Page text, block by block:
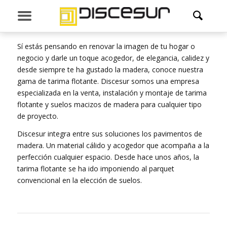
TARIMA FLOTANTE
Sí estás pensando en renovar la imagen de tu hogar o
negocio y darle un toque acogedor, de elegancia, calidez y
desde siempre te ha gustado la madera, conoce nuestra
gama de tarima flotante. Discesur somos una empresa
especializada en la venta, instalación y montaje de tarima
flotante y suelos macizos de madera para cualquier tipo
de proyecto.
Discesur integra entre sus soluciones los pavimentos de
madera. Un material cálido y acogedor que acompaña a la
perfección cualquier espacio. Desde hace unos años, la
tarima flotante se ha ido imponiendo al parquet
convencional en la elección de suelos.